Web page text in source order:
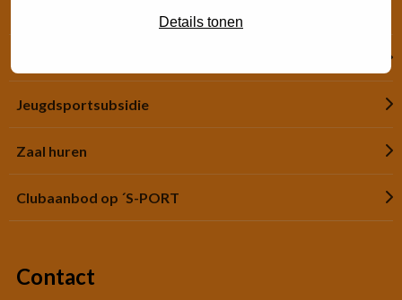
Details tonen
Jeugdsportsubsidie
Zaal huren
Clubaanbod op ´S-PORT
Contact